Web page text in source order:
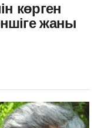
көрген
жаны